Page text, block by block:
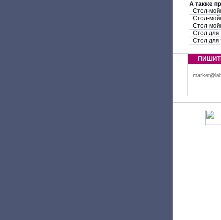
А также
Стол-
Стол-
Стол-
Стол для
Стол для